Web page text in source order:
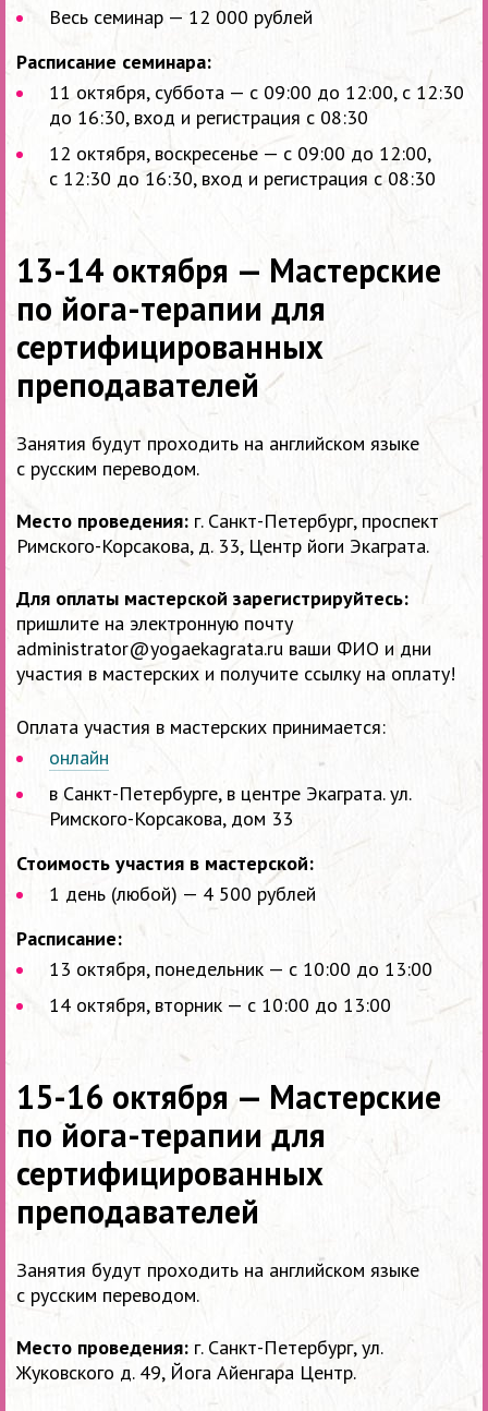
Весь семинар — 12 000 рублей
Расписание семинара:
11 октября, суббота — с 09:00 до 12:00, с 12:30
до 16:30, вход и регистрация с 08:30
12 октября, воскресенье — с 09:00 до 12:00,
с 12:30 до 16:30, вход и регистрация с 08:30
13-14 октября — Мастерские
по йога-терапии для
сертифицированных
преподавателей
Занятия будут проходить на английском языке
с русским переводом.
Место проведения: г. Санкт-Петербург, проспект
Римского-Корсакова, д. 33, Центр йоги Экаграта.
Для оплаты мастерской зарегистрируйтесь:
пришлите на электронную почту
administrator@yogaekagrata.ru ваши ФИО и дни
участия в мастерских и получите ссылку на оплату!
Оплата участия в мастерских принимается:
онлайн
в Санкт-Петербурге, в центре Экаграта. ул.
Римского-Корсакова, дом 33
Стоимость участия в мастерской:
1 день (любой) — 4 500 рублей
Расписание:
13 октября, понедельник — с 10:00 до 13:00
14 октября, вторник — с 10:00 до 13:00
15-16 октября — Мастерские
по йога-терапии для
сертифицированных
преподавателей
Занятия будут проходить на английском языке
с русским переводом.
Место проведения: г. Санкт-Петербург, ул.
Жуковского д. 49, Йога Айенгара Центр.